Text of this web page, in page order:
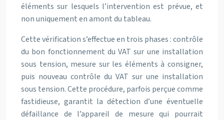
éléments sur lesquels l’intervention est prévue, et
non uniquement en amont du tableau.
Cette vérification s’effectue en trois phases : contrôle
du bon fonctionnement du VAT sur une installation
sous tension, mesure sur les éléments à consigner,
puis nouveau contrôle du VAT sur une installation
sous tension. Cette procédure, parfois perçue comme
fastidieuse, garantit la détection d’une éventuelle
défaillance de l’appareil de mesure qui pourrait